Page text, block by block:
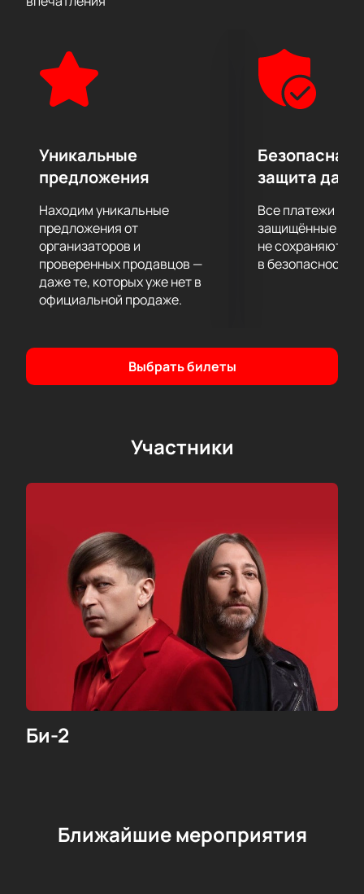
Уникальные
предложения
Находим уникальные
предложения от
организаторов и
проверенных продавцов —
даже те, которых уже нет в
официальной продаже.
Безопасная
защита
Все платежи
защищённые
не сохраняются
в безопасности.
Выбрать билеты
Участники
Би-2
Ближайшие мероприятия